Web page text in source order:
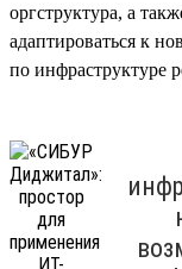
оргструктура, а
адаптироваться к
по инфраструктуре